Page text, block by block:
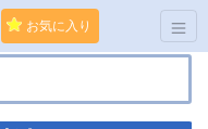
お気に入り